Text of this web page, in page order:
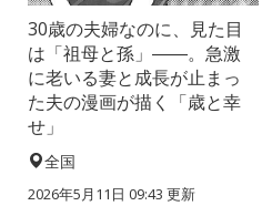
30歳の夫婦なのに、見た目
は「祖母と孫」――。急激
に老いる妻と成長が止まっ
た夫の漫画が描く「歳と幸
せ」
全国
2026年5月11日 09:43 更新